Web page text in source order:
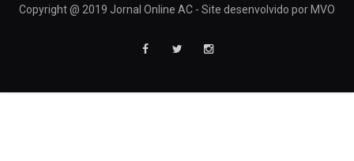
Copyright @ 2019 Jornal Online AC - Site desenvolvido por MVO